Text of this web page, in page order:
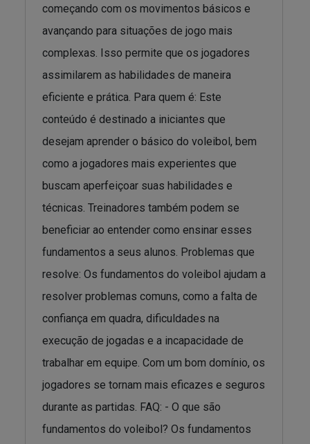
começando com os movimentos básicos e
avançando para situações de jogo mais
complexas. Isso permite que os jogadores
assimilarem as habilidades de maneira
eficiente e prática. Para quem é: Este
conteúdo é destinado a iniciantes que
desejam aprender o básico do voleibol, bem
como a jogadores mais experientes que
buscam aperfeiçoar suas habilidades e
técnicas. Treinadores também podem se
beneficiar ao entender como ensinar esses
fundamentos a seus alunos. Problemas que
resolve: Os fundamentos do voleibol ajudam a
resolver problemas comuns, como a falta de
confiança em quadra, dificuldades na
execução de jogadas e a incapacidade de
trabalhar em equipe. Com um bom domínio, os
jogadores se tornam mais eficazes e seguros
durante as partidas. FAQ: - O que são
fundamentos do voleibol? Os fundamentos